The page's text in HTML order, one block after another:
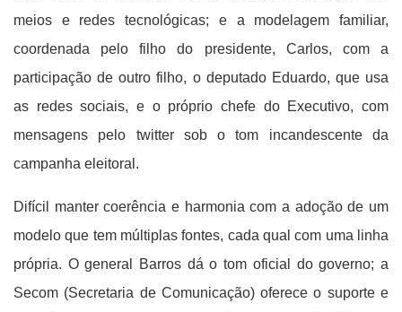
meios e redes tecnológicas; e a modelagem familiar,
coordenada pelo filho do presidente, Carlos, com a
participação de outro filho, o deputado Eduardo, que usa
as redes sociais, e o próprio chefe do Executivo, com
mensagens pelo twitter sob o tom incandescente da
campanha eleitoral.
Difícil manter coerência e harmonia com a adoção de um
modelo que tem múltiplas fontes, cada qual com uma linha
própria. O general Barros dá o tom oficial do governo; a
Secom (Secretaria de Comunicação) oferece o suporte e